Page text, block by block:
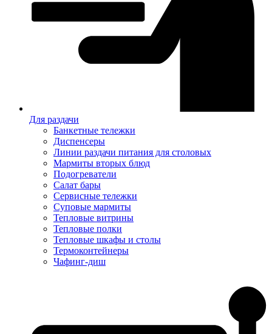
Для раздачи
Банкетные тележки
Диспенсеры
Линии раздачи питания для столовых
Мармиты вторых блюд
Подогреватели
Салат бары
Сервисные тележки
Суповые мармиты
Тепловые витрины
Тепловые полки
Тепловые шкафы и столы
Термоконтейнеры
Чафинг-диш